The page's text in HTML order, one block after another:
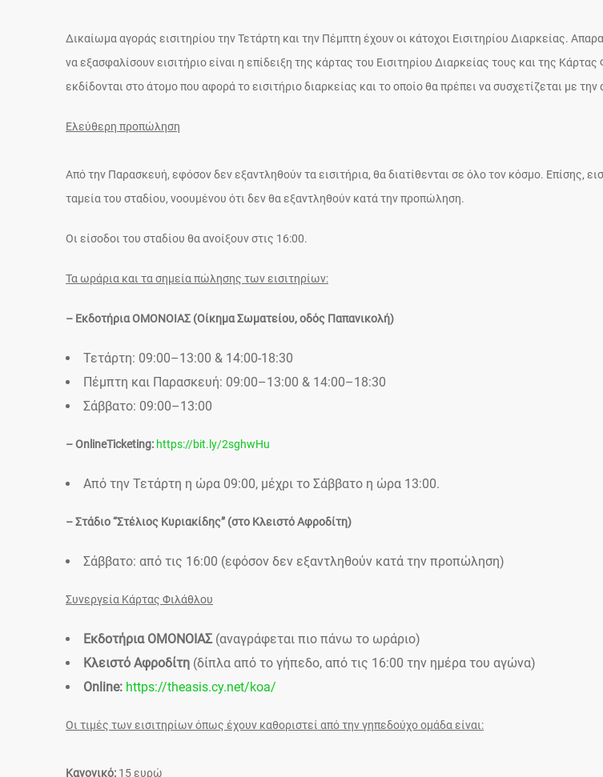
Δικαίωμα αγοράς εισιτηρίου την Τετάρτη και την Πέμπτη έχουν οι κάτοχοι Εισιτηρίου Διαρκείας.
να εξασφαλίσουν εισιτήριο είναι η επίδειξη της κάρτας του Εισιτηρίου Διαρκείας τους και της Κάρτας
εκδίδονται στο άτομο που αφορά το εισιτήριο διαρκείας και το οποίο θα πρέπει να συσχετίζεται με
Ελεύθερη προπώληση
Από την Παρασκευή, εφόσον δεν εξαντληθούν τα εισιτήρια, θα διατίθενται σε όλο τον κόσμο. Επίσης,
ταμεία του σταδίου, νοουμένου ότι δεν θα εξαντληθούν κατά την προπώληση.
Οι είσοδοι του σταδίου θα ανοίξουν στις 16:00.
Τα ωράρια και τα σημεία πώλησης των εισιτηρίων:
– Εκδοτήρια ΟΜΟΝΟΙΑΣ (Οίκημα Σωματείου, οδός Παπανικολή)
Τετάρτη: 09:00–13:00 & 14:00-18:30
Πέμπτη και Παρασκευή: 09:00–13:00 & 14:00–18:30
Σάββατο: 09:00–13:00
– OnlineTicketing: https://bit.ly/2sghwHu
Από την Τετάρτη η ώρα 09:00, μέχρι το Σάββατο η ώρα 13:00.
– Στάδιο “Στέλιος Κυριακίδης” (στο Κλειστό Αφροδίτη)
Σάββατο: από τις 16:00 (εφόσον δεν εξαντληθούν κατά την προπώληση)
Συνεργεία Κάρτας Φιλάθλου
Εκδοτήρια ΟΜΟΝΟΙΑΣ (αναγράφεται πιο πάνω το ωράριο)
Κλειστό Αφροδίτη (δίπλα από το γήπεδο, από τις 16:00 την ημέρα του αγώνα)
Online: https://theasis.cy.net/koa/
Οι τιμές των εισιτηρίων όπως έχουν καθοριστεί από την γηπεδούχο ομάδα είναι:
Κανονικό: 15 ευρώ